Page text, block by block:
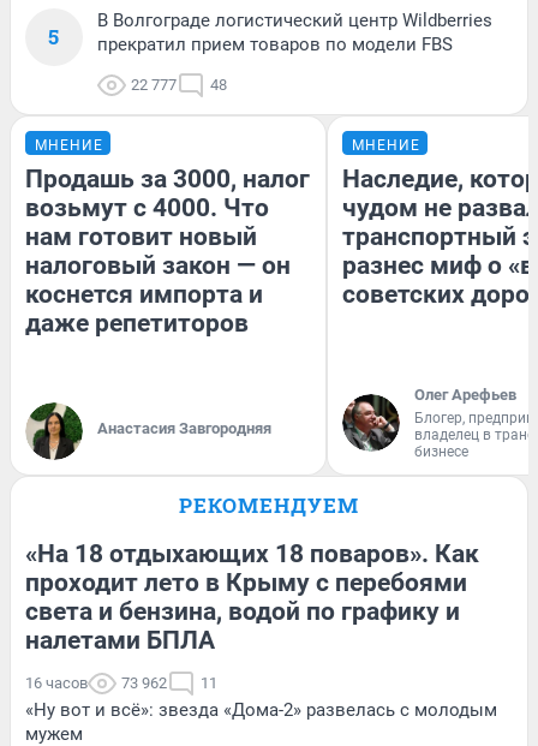
5
В Волгограде логистический центр Wildberries
прекратил прием товаров по модели FBS
22 777 48
МНЕНИЕ
Продашь за 3000, налог
возьмут с 4000. Что
нам готовит новый
налоговый закон — он
коснется импорта и
даже репетиторов
Анастасия Завгородняя
МНЕНИЕ
Наследие,
чудом не
транспортный
разнес миф о
советских
Олег Арефьев
Блогер,
владелец в
бизнесе
РЕКОМЕНДУЕМ
«На 18 отдыхающих 18 поваров». Как
проходит лето в Крыму с перебоями
света и бензина, водой по графику и
налетами БПЛА
16 часов 73 962 11
«Ну вот и всё»: звезда «Дома-2» развелась с молодым
мужем